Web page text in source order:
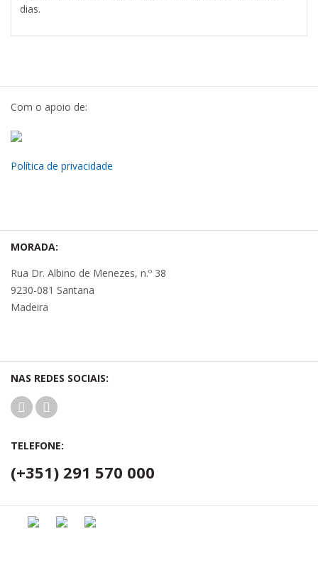
dias.
Com o apoio de:
Política de privacidade
MORADA:
Rua Dr. Albino de Menezes, n.º 38
9230-081 Santana
Madeira
NAS REDES SOCIAIS:
TELEFONE:
(+351) 291 570 000